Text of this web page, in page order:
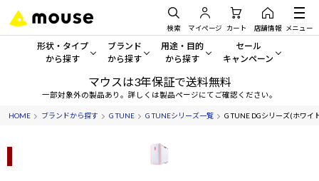
検索 マイページ カート 店舗情報 メニュー
形状・タイプ
から探す
形状・タイプから探す をすべてみる
デスクトップPC
ブランド
から探す
mouse
G TUNE
NEXTGEAR
用途・目的
から探す
一般向けパソコン
ゲーミングPC・ゲーム向けパソコン
セール
キャンペーン
セール・キャンペー
期間限定セール
マウスは3年保証で送料無料
一部対象外の製品あり。詳しくは製品ページにてご確認ください。
HOME ブランドから探す G TUNE G TUNEシリーズ一覧 G TUNE DGシリーズ(ホワイ